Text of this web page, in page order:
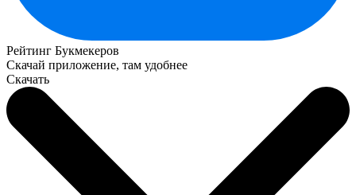
Рейтинг Букмекеров
Скачай приложение, там удобнее
Скачать